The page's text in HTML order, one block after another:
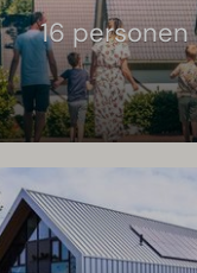
16 personen